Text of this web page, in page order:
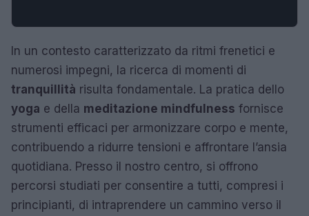
In un contesto caratterizzato da ritmi frenetici e
numerosi impegni, la ricerca di momenti di
tranquillità risulta fondamentale. La pratica dello
yoga e della meditazione mindfulness fornisce
strumenti efficaci per armonizzare corpo e mente,
contribuendo a ridurre tensioni e affrontare l’ansia
quotidiana. Presso il nostro centro, si offrono
percorsi studiati per consentire a tutti, compresi i
principianti, di intraprendere un cammino verso il